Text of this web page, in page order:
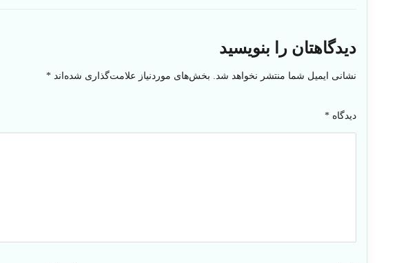
دیدگاهتان را بنویسید
نشانی ایمیل شما منتشر نخواهد شد. بخش‌های موردنیاز علامت‌گذاری شده‌اند*
دیدگاه*